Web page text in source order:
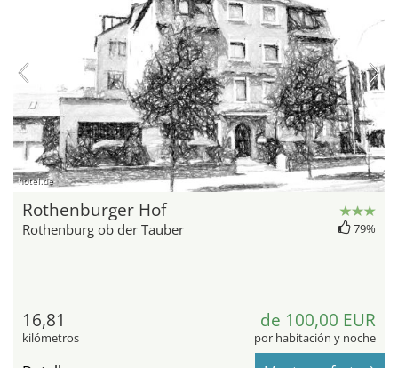
hotel.de
Rothenburger Hof
Rothenburg ob der Tauber 79%
16,81
kilómetros
de 100,00 EUR
por habitación y noche